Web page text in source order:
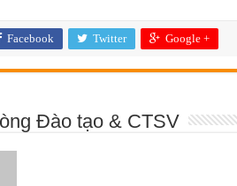
Facebook Twitter Google +
Đào tạo & CTSV